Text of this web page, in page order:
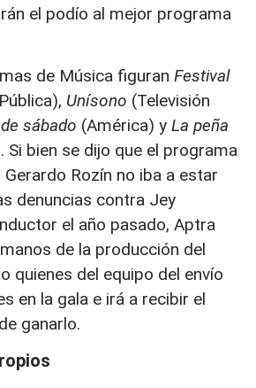
el podío al mejor programa
de Música figuran Festival
Unísono (Televisión
sábado (América) y La peña
Si bien se dijo que el programa
Rozín no iba a estar
denuncias contra Jey
el año pasado, Aptra
de la producción del
quienes del equipo del envío
en la gala e irá a recibir el
ganarlo.